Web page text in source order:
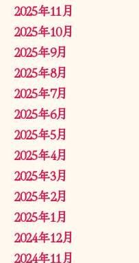
2025年11月
2025年10月
2025年9月
2025年8月
2025年7月
2025年6月
2025年5月
2025年4月
2025年3月
2025年2月
2025年1月
2024年12月
2024年11月